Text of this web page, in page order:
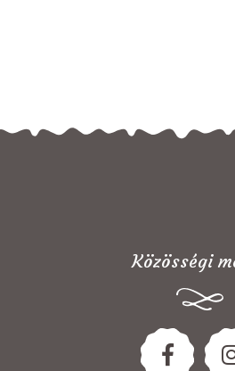
Közösségi